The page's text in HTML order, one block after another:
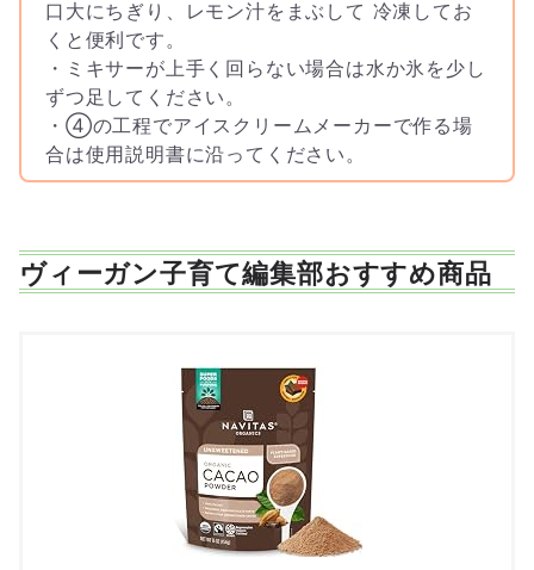
口大にちぎり、レモン汁をまぶして 冷凍してお
くと便利です。
・ミキサーが上手く回らない場合は水か氷を少し
ずつ足してください。
・④の工程でアイスクリームメーカーで作る場
合は使用説明書に沿ってください。
ヴィーガン子育て編集部おすすめ商品